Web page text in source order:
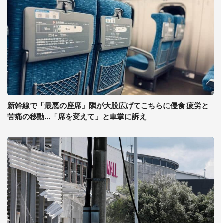
新幹線で「最悪の座席」隣が大股広げてこちらに侵食 疲労と
苦痛の移動...「席を変えて」と車掌に訴え